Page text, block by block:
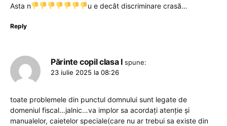
Asta n
u e decât discriminare crasă…
Reply
Părinte copil clasa I spune:
23 iulie 2025 la 08:26
toate problemele din punctul domnului sunt legate de
domeniul fiscal…jalnic…va implor sa acordați atenție și
manualelor, caietelor speciale(care nu ar trebui sa existe din